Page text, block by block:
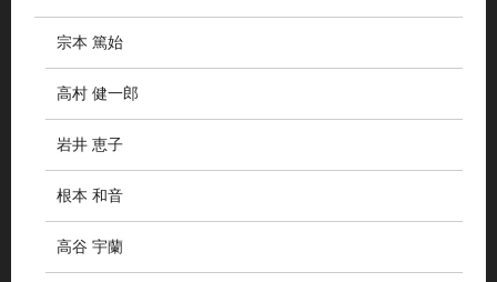
宗本 篤始
高村 健一郎
岩井 恵子
根本 和音
高谷 宇蘭